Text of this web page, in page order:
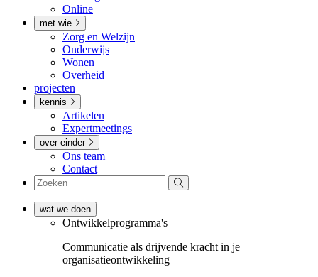
Online
met wie
Zorg en Welzijn
Onderwijs
Wonen
Overheid
projecten
kennis
Artikelen
Expertmeetings
over einder
Ons team
Contact
wat we doen
Ontwikkel­­programma's
Communicatie als drijvende kracht in je
organisatieontwikkeling